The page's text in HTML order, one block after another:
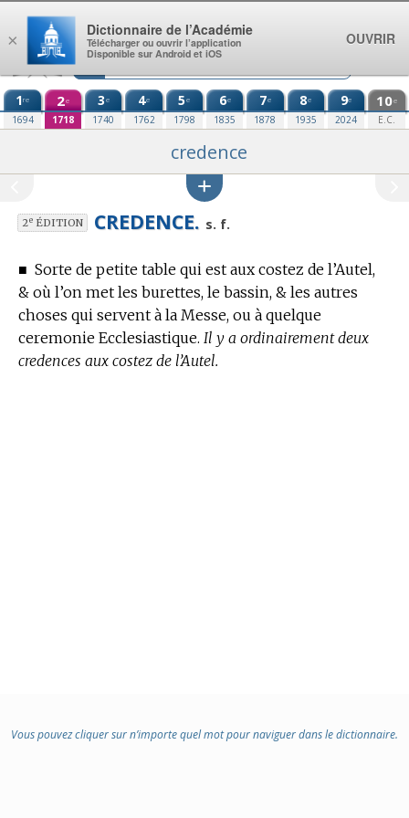
Aller au contenu
1re
1694
2e
1718
3e
1740
4e
1762
5e
1798
6e
1835
7e
1878
8e
1935
9e
2024
10e
E.C.
credence
2eÉDITION CREDENCE. s. f.
■ Sorte de petite table qui est aux costez de l’Autel,
& où l’on met les burettes, le bassin, & les autres
choses qui servent à la Messe, ou à quelque
ceremonie Ecclesiastique. Il y a ordinairement deux
credences aux costez de l’Autel.
Vous pouvez cliquer sur n’importe quel mot pour naviguer dans le dictionnaire.
×
Dictionnaire de l’Académie
Télécharger ou ouvrir l’application
Disponible sur Android et iOS
OUVRIR